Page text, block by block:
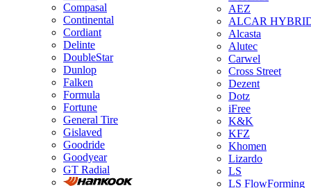
Compasal
Continental
Cordiant
Delinte
DoubleStar
Dunlop
Falken
Formula
Fortune
General Tire
Gislaved
Goodride
Goodyear
GT Radial
AEZ
ALCAR
Alcasta
Alutec
Carwel
Cross Street
Dezent
Dotz
iFree
K&K
KFZ
Khomen
Lizardo
LS
LS FlowForming